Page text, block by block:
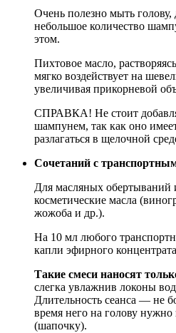
Очень полезно мыть голову,
небольшое количество
этом.
Пихтовое масло,
мягко воздействует на
увеличивая прикорневой
СПРАВКА! Не стоит
шампунем, так как оно
разлагаться в щелочной
Сочетаний с
Для масляных обертываний
косметические масла
жожоба и др.).
На 10 мл любого
капли эфирного
Такие смеси наносят
слегка увлажнив локоны
Длительность сеанса — не
время него на голову
(шапочку).